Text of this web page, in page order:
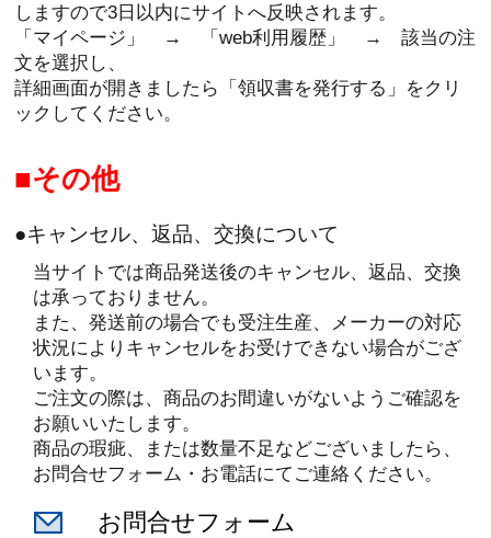
しますので3日以内にサイトへ反映されます。
「マイページ」 → 「web利用履歴」 → 該当の注
文を選択し、
詳細画面が開きましたら「領収書を発行する」をクリ
ックしてください。
その他
●キャンセル、返品、交換について
当サイトでは商品発送後のキャンセル、返品、交換
は承っておりません。
また、発送前の場合でも受注生産、メーカーの対応
状況によりキャンセルをお受けできない場合がござ
います。
ご注文の際は、商品のお間違いがないようご確認を
お願いいたします。
商品の瑕疵、または数量不足などございましたら、
お問合せフォーム・お電話にてご連絡ください。
お問合せフォーム